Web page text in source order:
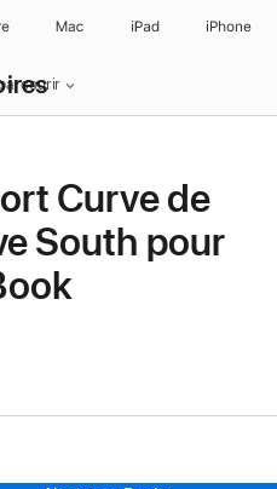
Mac iPad iPhone
Curve de
South pour